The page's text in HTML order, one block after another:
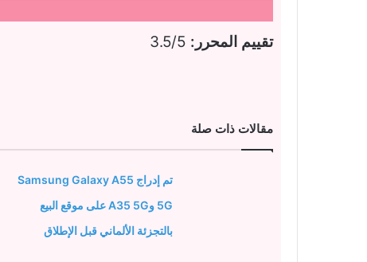
تقييم المحرر: 3.5/5
مقالات ذات صلة
تم إدراج Samsung Galaxy A55
5G وA35 5G على موقع البيع
بالتجزئة الألماني قبل الإطلاق